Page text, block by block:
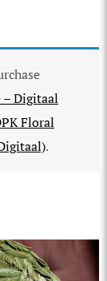
Digitaal
Floral
.